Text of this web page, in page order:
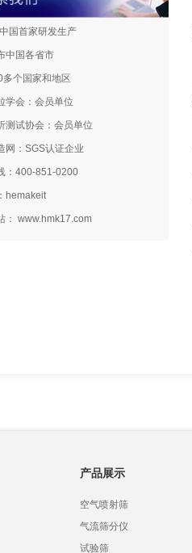
国首家研发生产
中国各省市
多个国家和地区
学会：会员单位
测试协会：会员单位
网：SGS认证企业
：400-851-0200
hemakeit
： www.hmk17.com
产品展示
空气喷射筛
气流筛分仪
试验筛